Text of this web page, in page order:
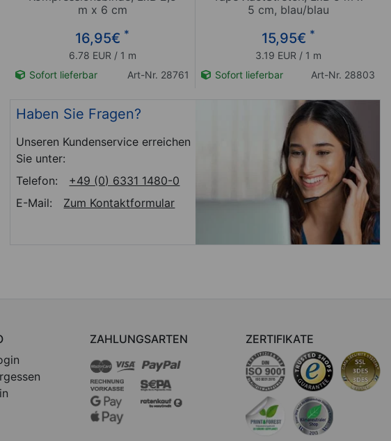
m x 6 cm
16,95€ *
6.78 EUR / 1 m
Sofort lieferbar
Art-Nr. 28761
5 cm, blau/blau
15,95€ *
3.19 EUR / 1 m
Sofort lieferbar
Art-Nr. 28803
Haben Sie Fragen?
Unseren Kundenservice erreichen
Sie unter:
Telefon:
+49 (0) 6331 1480-0
E-Mail:
Zum Kontaktformular
ZAHLUNGSARTEN ZERTIFIKATE